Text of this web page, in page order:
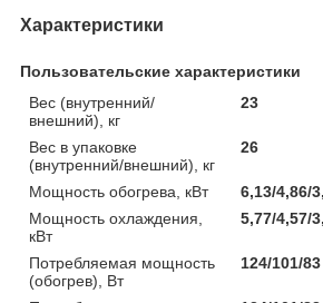
Характеристики
Пользовательские характеристики
Вес (внутренний/
внешний), кг
23
Вес в упаковке
(внутренний/внешний), кг
26
Мощность обогрева, кВт
6,13/4,86/
Мощность охлаждения,
кВт
5,77/4,57/
Потребляемая мощность
(обогрев), Вт
124/101/83